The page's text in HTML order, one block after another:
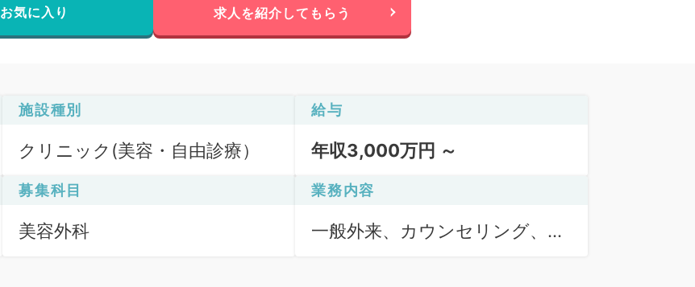
お気に入り 求人を紹介してもらう
施設種別
クリニック(美容・自由診療）
給与
年収3,000万円 ～
募集科目
美容外科
業務内容
一般外来、カウンセリング、二